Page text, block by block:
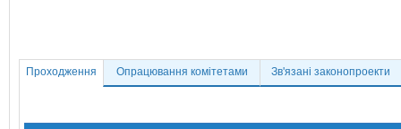
Проходження Опрацювання комітетами Зв'язані законопроекти